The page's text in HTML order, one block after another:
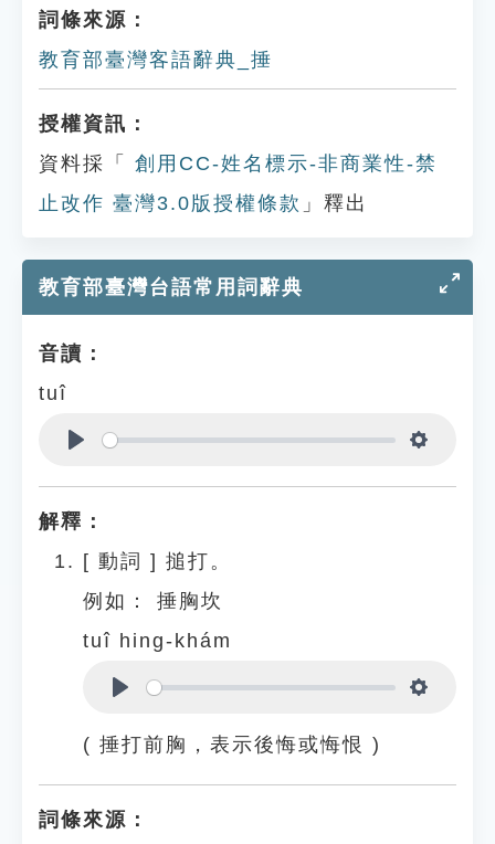
詞條來源：
教育部臺灣客語辭典_捶
授權資訊：
資料採「
創用CC-姓名標示-非商業性-禁
止改作 臺灣3.0版授權條款 」釋出
教育部臺灣台語常用詞辭典
音讀：
tuî
解釋：
[ 動詞 ] 搥打。
例如：
捶胸坎
tuî hing-khám
( 捶打前胸，表示後悔或悔恨 )
詞條來源：